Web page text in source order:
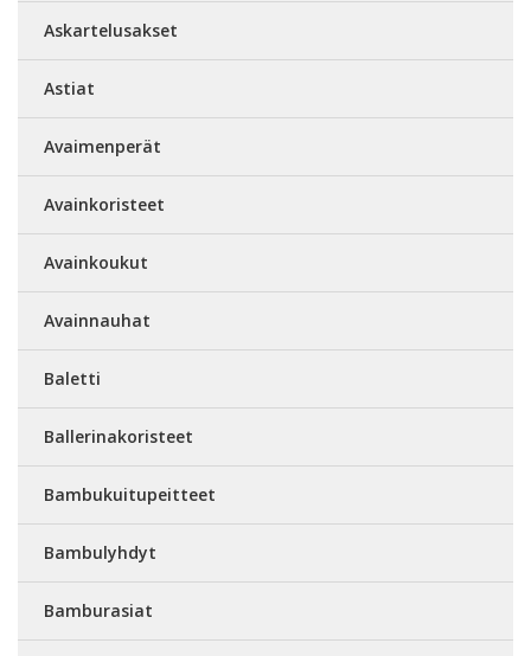
Askartelusakset
Astiat
Avaimenperät
Avainkoristeet
Avainkoukut
Avainnauhat
Baletti
Ballerinakoristeet
Bambukuitupeitteet
Bambulyhdyt
Bamburasiat